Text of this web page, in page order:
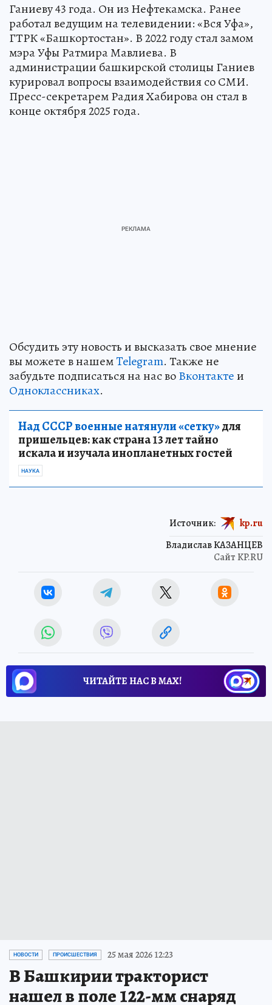
Ганиеву 43 года. Он из Нефтекамска. Ранее
работал ведущим на телевидении: «Вся Уфа»,
ГТРК «Башкортостан». В 2022 году стал замом
мэра Уфы Ратмира Мавлиева. В
администрации башкирской столицы Ганиев
курировал вопросы взаимодействия со СМИ.
Пресс-секретарем Радия Хабирова он стал в
конце октября 2025 года.
Обсудить эту новость и высказать свое мнение
вы можете в нашемTelegram. Также не
забудьте подписаться на нас воВконтактеи
Одноклассниках.
Над СССР военные натянули «сетку»для
пришельцев: как страна 13 лет тайно
искала и изучала инопланетных гостей
НАУКА
Владислав КАЗАНЦЕВ
Сайт KP.RU
Источник: kp.ru
ЧИТАЙТЕ НАС В МАХ!
НОВОСТИ ПРОИСШЕСТВИЯ 25 мая 2026 12:23
В Башкирии тракторист
нашел в поле 122-мм снаряд